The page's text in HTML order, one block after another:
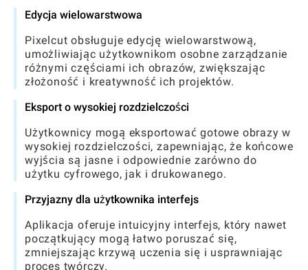
Edycja wielowarstwowa
Pixelcut obsługuje edycję wielowarstwową,
umożliwiając użytkownikom osobne zarządzanie
różnymi częściami ich obrazów, zwiększając
złożoność i kreatywność ich projektów.
Eksport o wysokiej rozdzielczości
Użytkownicy mogą eksportować gotowe obrazy w
wysokiej rozdzielczości, zapewniając, że końcowe
wyjścia są jasne i odpowiednie zarówno do
użytku cyfrowego, jak i drukowanego.
Przyjazny dla użytkownika interfejs
Aplikacja oferuje intuicyjny interfejs, który nawet
początkujący mogą łatwo poruszać się,
zmniejszając krzywą uczenia się i usprawniając
proces twórczy.